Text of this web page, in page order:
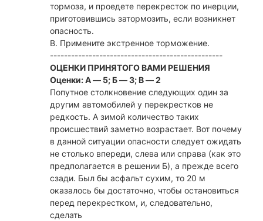
тормоза, и проедете перекресток по инерции,
приготовившись затормозить, если возникнет
опасность.
В. Примените экстренное торможение.
-------------------------------------------------
ОЦЕНКИ ПРИНЯТОГО ВАМИ РЕШЕНИЯ
Оценки: А — 5; Б — 3; В — 2
Попутное столкновение следующих один за
другим автомобилей у перекрестков не
редкость. А зимой количество таких
происшествий заметно возрастает. Вот почему
в данной ситуации опасности следует ожидать
не столько впереди, слева или справа (как это
предполагается в решении Б), а прежде всего
сзади. Был бы асфальт сухим, то 20 м
оказалось бы достаточно, чтобы остановиться
перед перекрестком, и, следовательно,
сделать